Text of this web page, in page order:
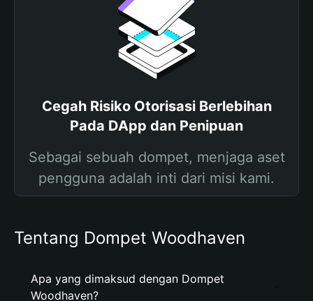
Cegah Risiko Otorisasi Berlebihan
Pada DApp dan Penipuan
Sebagai sebuah dompet, menjaga aset
pengguna adalah inti dari misi kami.
Tentang Dompet Woodhaven
Apa yang dimaksud dengan Dompet
Woodhaven?